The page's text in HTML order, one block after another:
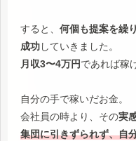
すると、 何個も提案を繰
成功していきました。
月収3〜4万円であれば稼
自分の手で稼いだお金。
会社員の時より、その実
集団に引きずられず、自